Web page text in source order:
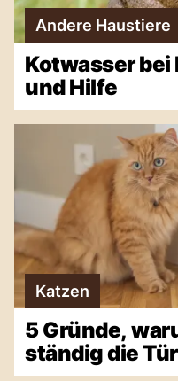
Andere Haustiere
Kotwasser bei
und Hilfe
Katzen
5 Gründe,
ständig die